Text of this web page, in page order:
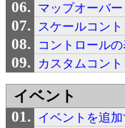
マップオーバ
スケールコン
コントロール
カスタムコン
イベント
イベントを追加